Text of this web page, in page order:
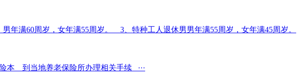
满60周岁，女年满55周岁。 3、特种工人退休男男年满55周岁，女年满45周岁。
到当地养老保险所办理相关手续 ···